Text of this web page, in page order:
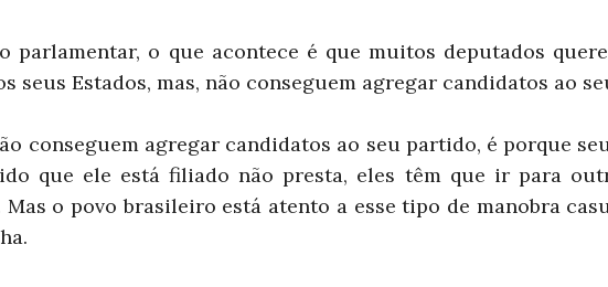
parlamentar, o que acontece é que muitos deputados
seus Estados, mas, não conseguem agregar candidatos ao
conseguem agregar candidatos ao seu partido, é porque
que ele está filiado não presta, eles têm que ir para
Mas o povo brasileiro está atento a esse tipo de manobra